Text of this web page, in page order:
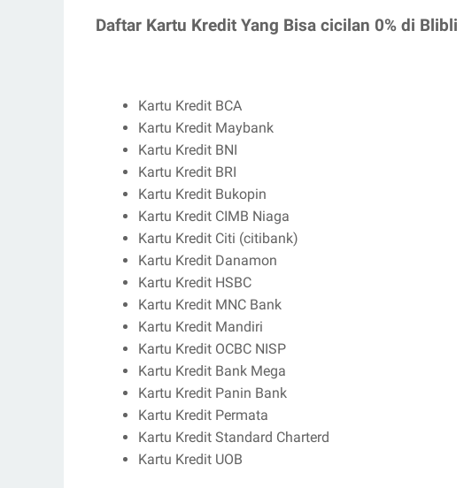
Daftar Kartu Kredit Yang Bisa cicilan 0% di Blibli
Kartu Kredit BCA
Kartu Kredit Maybank
Kartu Kredit BNI
Kartu Kredit BRI
Kartu Kredit Bukopin
Kartu Kredit CIMB Niaga
Kartu Kredit Citi (citibank)
Kartu Kredit Danamon
Kartu Kredit HSBC
Kartu Kredit MNC Bank
Kartu Kredit Mandiri
Kartu Kredit OCBC NISP
Kartu Kredit Bank Mega
Kartu Kredit Panin Bank
Kartu Kredit Permata
Kartu Kredit Standard Charterd
Kartu Kredit UOB